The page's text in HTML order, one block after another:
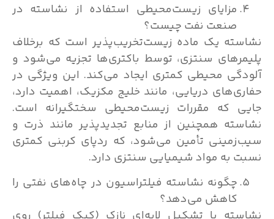
مزایای زیست‌محیطی استفاده از نشاسته در
صنعت نفت چیست؟
یک ماده زیست‌تخریب‌پذیر است که برخلاف
سنتزی، توسط باکتری‌ها تجزیه می‌شود و
محیطی کمتری ایجاد می‌کند. این ویژگی در
دریایی، مانند خلیج مکزیک، اهمیت دارد،
که مقررات زیست‌محیطی سختگیرانه است.
همچنین از منابع تجدیدپذیر مانند ذرت و
تأمین می‌شود، که ردپای کربنی کمتری
به مواد شیمیایی سنتزی دارد.
چگونه نشاسته فیلتراسیون در چاه‌های نفتی را
کاهش می‌دهد؟